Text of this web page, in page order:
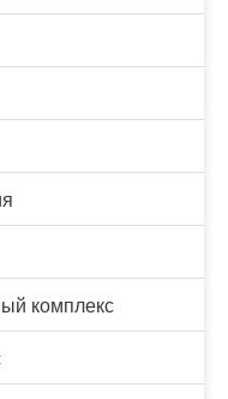
комплекс